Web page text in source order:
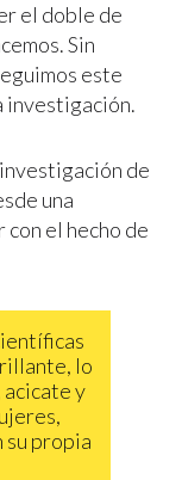
el doble de
Sin
este
investigación.
de
una
el hecho de
lo
y
su propia